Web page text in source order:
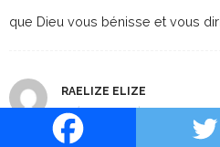
que Dieu vous bénisse et vous
RAELIZE ELIZE
1 FÉVRIER 2016 À 8 H 24 MIN
raha mbola matanjaka,ampianaro